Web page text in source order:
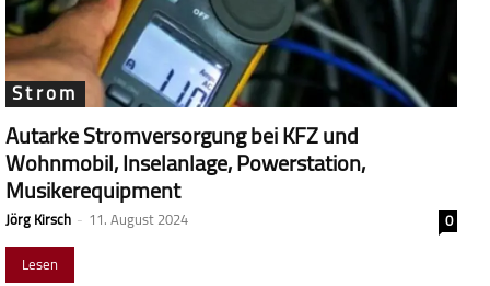
Strom
Autarke Stromversorgung bei KFZ und
Wohnmobil, Inselanlage, Powerstation,
Musikerequipment
Jörg Kirsch - 11. August 2024
0
Lesen